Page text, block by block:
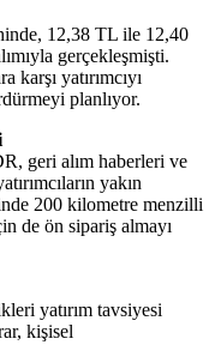
12,38 TL ile 12,40
gerçekleşmişti.
yatırımcıyı
planlıyor.
geri alım haberleri ve
yakın
200 kilometre menzilli
de ön sipariş almayı
yatırım tavsiyesi
kişisel